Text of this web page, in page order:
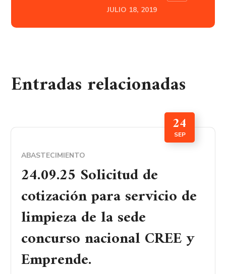
JULIO 18, 2019
Entradas relacionadas
24
SEP
ABASTECIMIENTO
24.09.25 Solicitud de
cotización para servicio de
limpieza de la sede
concurso nacional CREE y
Emprende.